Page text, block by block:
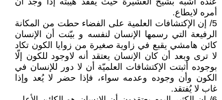
أمره لايطاع.
5/ إن الإكتشافات العلمية على الفضاء حطت من المكانة
الرفيعة التي رسمها الإنسان لنفسه و بيّنت أن الإنسان
كائن هامشي يقبع في زاوية صغيرة من زوايا الكون تكاد
لا ترى وبعد أن كان الإنسان يعتقد أنه لاوجود للكون إلّا
بوجوده أثبتت الإكتشافات العلميّة أن لا دور للإنسان في
الكون وأن وجوده وعدمه سواء، فإذا حضر لا يُعد وإذا
غاب لا يُفتقد.